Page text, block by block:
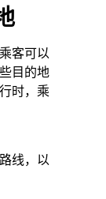
客可以
目的地
时，乘
线，以